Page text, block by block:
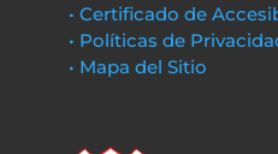
• Certificado de
• Políticas de
• Mapa del Sitio